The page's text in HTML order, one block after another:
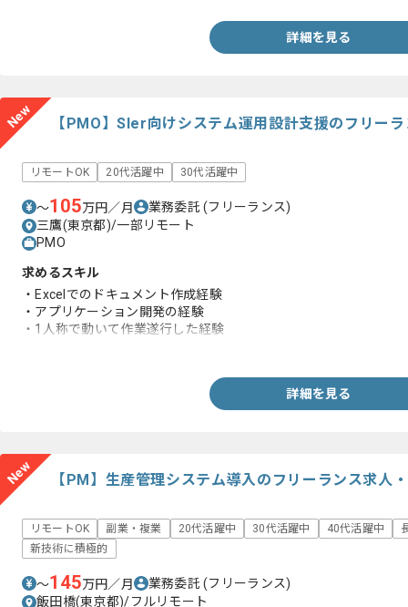
詳細を見る
New 【PMO】SIer向けシステム運用設計支援のフリー
リモートOK 20代活躍中 30代活躍中
〜105万円／月 業務委託(フリーランス)
三鷹(東京都)/一部リモート
PMO
求めるスキル
・Excelでのドキュメント作成経験
・アプリケーション開発の経験
・1人称で動いて作業遂行した経験
詳細を見る
New 【PM】生産管理システム導入のフリーランス求人
リモートOK 副業・複業 20代活躍中 30代活躍中 40代活躍中
新技術に積極的
〜145万円／月 業務委託(フリーランス)
飯田橋(東京都)/フルリモート